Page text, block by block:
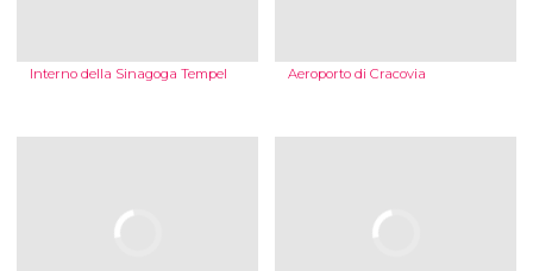
Interno della Sinagoga Tempel Aeroporto di Cracovia